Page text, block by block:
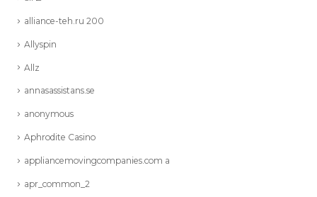
alliance-teh.ru 200
Allyspin
Allz
annasassistans.se
anonymous
Aphrodite Casino
appliancemovingcompanies.com a
apr_common_2